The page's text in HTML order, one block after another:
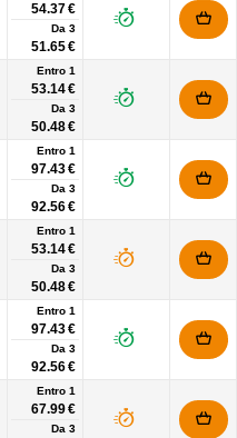
54.37 €
Da 3
51.65 €
Entro 1
53.14 €
Da 3
50.48 €
Entro 1
97.43 €
Da 3
92.56 €
Entro 1
53.14 €
Da 3
50.48 €
Entro 1
97.43 €
Da 3
92.56 €
Entro 1
67.99 €
Da 3